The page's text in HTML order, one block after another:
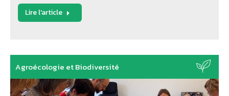
Lire l'article
Agroécologie et Biodiversité